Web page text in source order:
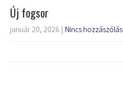
Új fogsor
január 20, 2026 Nincs hozzászólás